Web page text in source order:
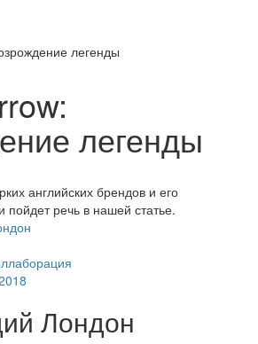
легенды
легенды
английских брендов и его
пойдет речь в нашей статье.
Лондон